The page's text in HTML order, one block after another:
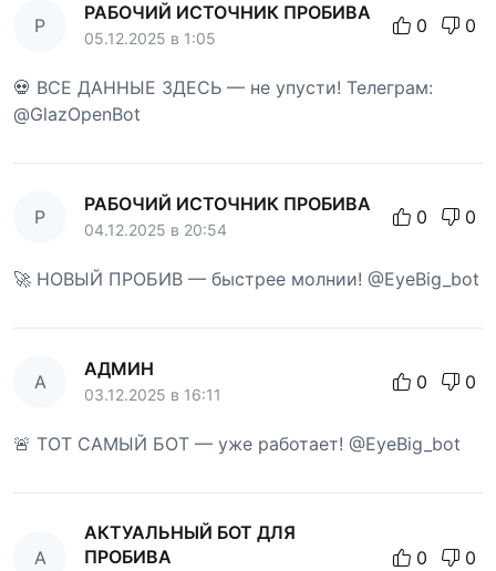
Р
РАБОЧИЙ ИСТОЧНИК ПРОБИВА
05.12.2025 в 1:05
0 0
💀 ВСЕ ДАННЫЕ ЗДЕСЬ — не упусти! Телеграм:
@GlazOpenBot
Р
РАБОЧИЙ ИСТОЧНИК ПРОБИВА
04.12.2025 в 20:54
0 0
🚀 НОВЫЙ ПРОБИВ — быстрее молнии! @EyeBig_bot
А
АДМИН
03.12.2025 в 16:11
0 0
🚨 ТОТ САМЫЙ БОТ — уже работает! @EyeBig_bot
А
АКТУАЛЬНЫЙ БОТ ДЛЯ
ПРОБИВА
0 0